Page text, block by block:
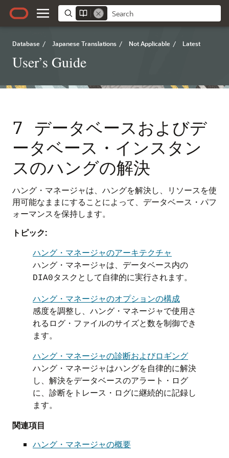
Database / Japanese Translations / Not Applicable / Latest
User’s Guide
7 データベースおよびデ
ータベース・インスタン
スのハングの解決
ハング・マネージャは、ハングを解決し、リソースを使
用可能なままにすることによって、データベース・パフ
ォーマンスを保持します。
トピック:
ハング・マネージャのアーキテクチャ
ハング・マネージャは、データベース内の
DIA0タスクとして自律的に実行されます。
ハング・マネージャのオプションの構成
感度を調整し、ハング・マネージャで使用さ
れるログ・ファイルのサイズと数を制御でき
ます。
ハング・マネージャの診断およびロギング
ハング・マネージャはハングを自律的に解決
し、解決をデータベースのアラート・ログ
に、診断をトレース・ログに継続的に記録し
ます。
関連項目
ハング・マネージャの概要